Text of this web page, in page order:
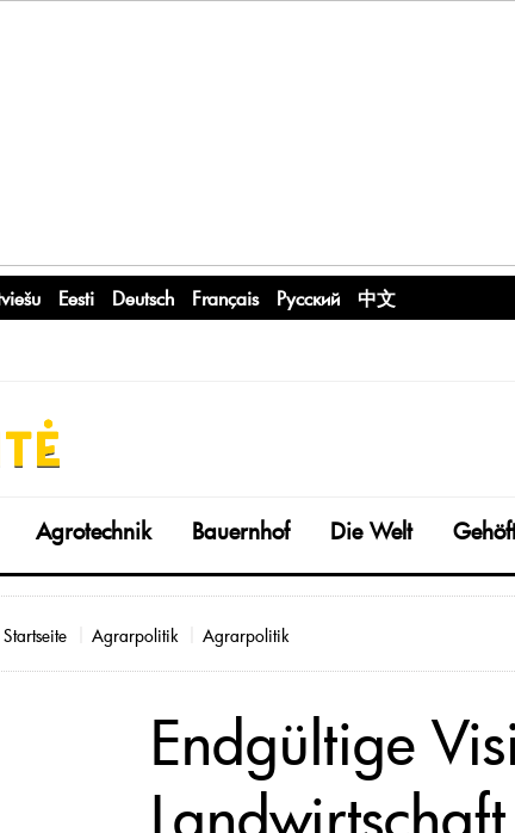
Eesti Deutsch Français Русский 中文
Agrotechnik Bauernhof Die Welt
Startseite Agrarpolitik Agrarpolitik
Endgültige